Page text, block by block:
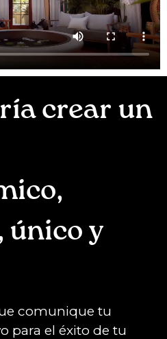
crear un
único y
comunique tu
para el éxito de tu